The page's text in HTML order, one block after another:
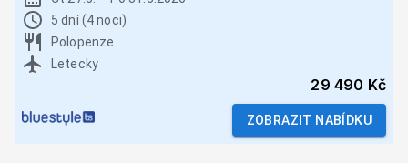
5 dní (4 noci)
Polopenze
Letecky
29 490 Kč
ZOBRAZIT NABÍDKU